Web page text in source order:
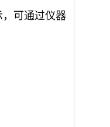
可通过仪器